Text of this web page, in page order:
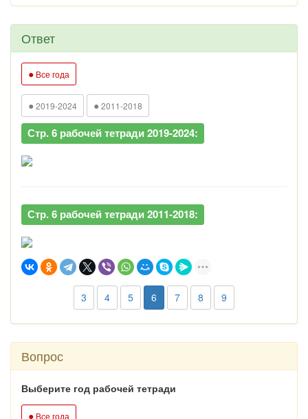
Ответ
● Все года
● 2019-2024 ● 2011-2018
Стр. 6 рабочей тетради 2019-2024:
Стр. 6 рабочей тетради 2011-2018:
3 4 5 6 7 8 9
Вопрос
Выберите год рабочей тетради
● Все года